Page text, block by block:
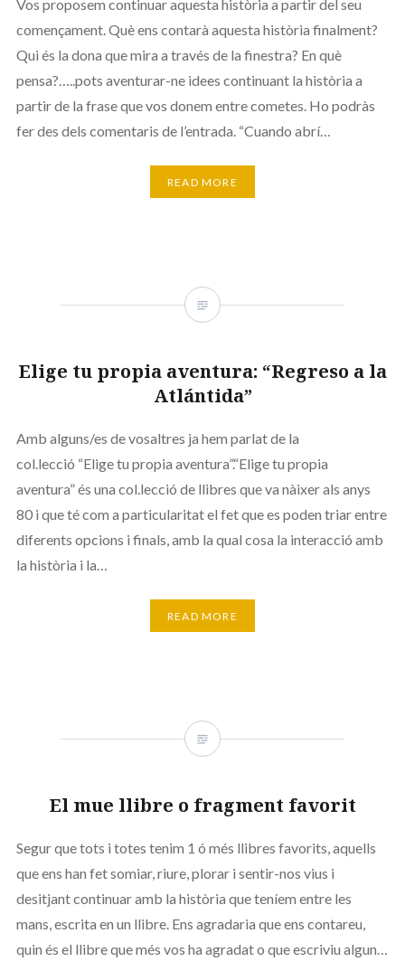
Vos proposem continuar aquesta història a partir del seu
començament. Què ens contarà aquesta història finalment?
Qui és la dona que mira a través de la finestra? En què
pensa?…..pots aventurar-ne idees continuant la història a
partir de la frase que vos donem entre cometes. Ho podràs
fer des dels comentaris de l’entrada. “Cuando abrí…
READ MORE
Elige tu propia aventura: “Regreso a la
Atlántida”
Amb alguns/es de vosaltres ja hem parlat de la
col.lecció “Elige tu propia aventura”.“Elige tu propia
aventura” és una col.lecció de llibres que va nàixer als anys
80 i que té com a particularitat el fet que es poden triar entre
diferents opcions i finals, amb la qual cosa la interacció amb
la història i la…
READ MORE
El mue llibre o fragment favorit
Segur que tots i totes tenim 1 ó més llibres favorits, aquells
que ens han fet somiar, riure, plorar i sentir-nos vius i
desitjant continuar amb la història que teníem entre les
mans, escrita en un llibre. Ens agradaria que ens contareu,
quin és el llibre que més vos ha agradat o que escriviu algun…